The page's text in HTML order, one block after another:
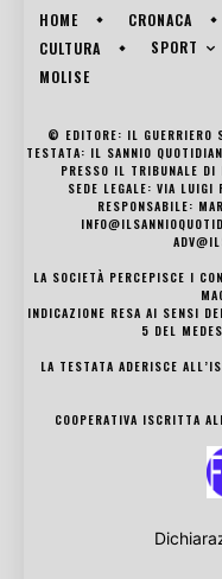
HOME CRONACA
CULTURA
SPORT
MOLISE
© EDITORE: IL
TESTATA: IL SANNIO
PRESSO IL TRIBUNALE
SEDE LEGALE: VIA LUIGI
RESPONSABILE:
LA SOCIETÀ PERCEPISCE I
INDICAZIONE RESA AI SENSI
5 DEL
LA TESTATA ADERISCE
COOPERATIVA ISCRITTA